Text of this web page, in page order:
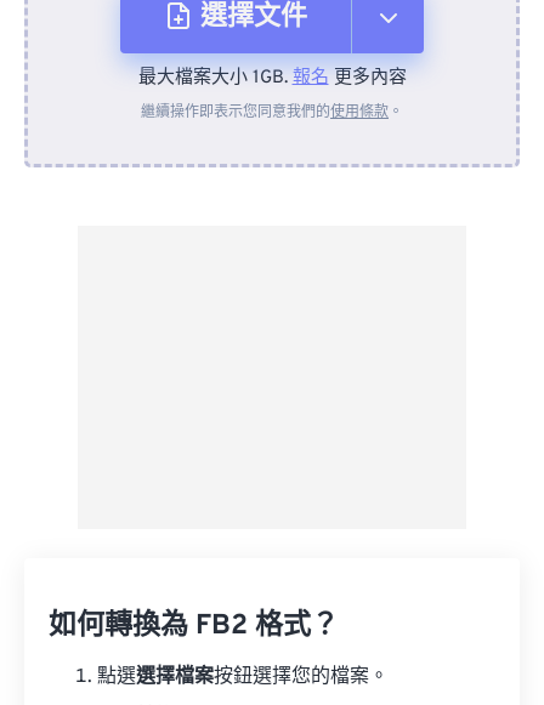
選擇文件
來自裝置
最大檔案大小 1GB.報名更多內容
繼續操作即表示您同意我們的使用條款 。
如何轉換為 FB2 格式？
點選選擇檔案按鈕選擇您的檔案。